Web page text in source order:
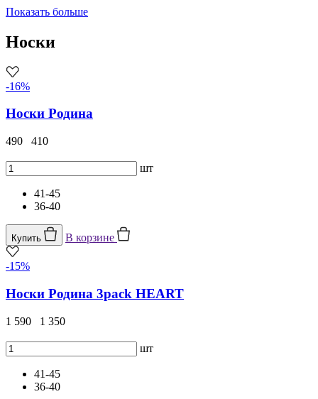
Показать больше
Носки
-16%
Носки Родина
490 410
шт
41-45
36-40
Купить В корзине
-15%
Носки Родина 3pack HEART
1 590 1 350
шт
41-45
36-40